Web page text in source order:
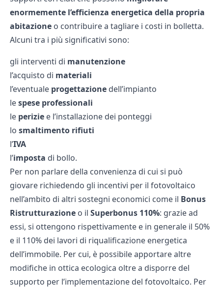
enormemente l’efficienza energetica della propria
abitazione o contribuire a tagliare i costi in bolletta.
Alcuni tra i più significativi sono:
gli interventi di manutenzione
l’acquisto di materiali
l’eventuale progettazione dell’impianto
lespese professionali
le perizie e l’installazione dei ponteggi
lo smaltimento rifiuti
l’IVA
l’imposta di bollo.
Per non parlare della convenienza di cui si può
giovare richiedendo gli incentivi per il fotovoltaico
nell’ambito di altri sostegni economici come il Bonus
Ristrutturazione o il Superbonus 110%: grazie ad
essi, si ottengono rispettivamente e in generale il 50%
e il 110% dei lavori di riqualificazione energetica
dell’immobile. Per cui, è possibile apportare altre
modifiche in ottica ecologica oltre a disporre del
supporto per l’implementazione del fotovoltaico. Per